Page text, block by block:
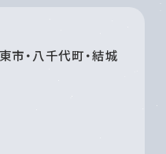
市・八千代町・結城